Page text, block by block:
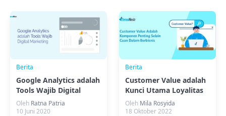
Berita
Google Analytics adalah
Tools Wajib Digital
Marketing
Oleh Ratna Patria
10 Juni 2020
Berita
Customer Value adalah
Kunci Utama Loyalitas
Pelanggan
Oleh Mila Rosyida
18 Oktober 2022